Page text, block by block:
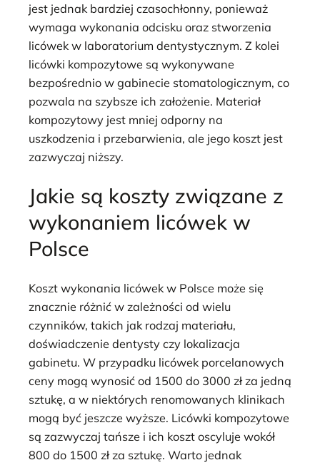
jest jednak bardziej czasochłonny, ponieważ
wymaga wykonania odcisku oraz stworzenia
licówek w laboratorium dentystycznym. Z kolei
licówki kompozytowe są wykonywane
bezpośrednio w gabinecie stomatologicznym, co
pozwala na szybsze ich założenie. Materiał
kompozytowy jest mniej odporny na
uszkodzenia i przebarwienia, ale jego koszt jest
zazwyczaj niższy.
Jakie są koszty związane z
wykonaniem licówek w
Polsce
Koszt wykonania licówek w Polsce może się
znacznie różnić w zależności od wielu
czynników, takich jak rodzaj materiału,
doświadczenie dentysty czy lokalizacja
gabinetu. W przypadku licówek porcelanowych
ceny mogą wynosić od 1500 do 3000 zł za jedną
sztukę, a w niektórych renomowanych klinikach
mogą być jeszcze wyższe. Licówki kompozytowe
są zazwyczaj tańsze i ich koszt oscyluje wokół
800 do 1500 zł za sztukę. Warto jednak